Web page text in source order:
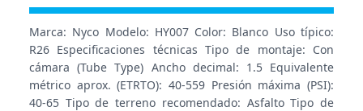
Marca: Nyco Modelo: HY007 Color: Blanco Uso típico:
R26 Especificaciones técnicas Tipo de montaje: Con
cámara (Tube Type) Ancho decimal: 1.5 Equivalente
métrico aprox. (ETRTO): 40-559 Presión máxima (PSI):
40-65 Tipo de terreno recomendado: Asfalto Tipo de